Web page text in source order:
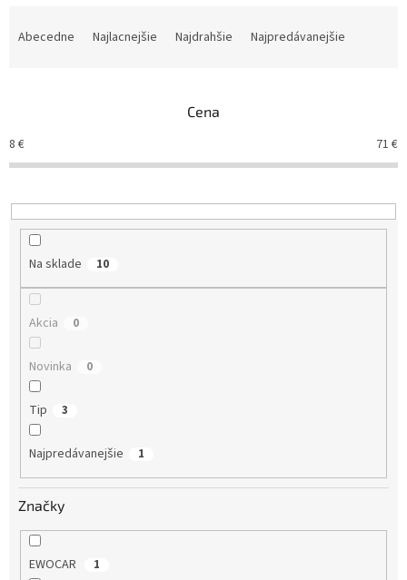
e
d
Abecedne Najlacnejšie Najdrahšie Najpredávanejšie
Cena
8 € 71 €
Na sklade 10
Akcia 0
Novinka 0
Tip 3
Najpredávanejšie 1
Značky
EWOCAR 1